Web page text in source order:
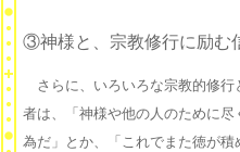
③神様と、宗教修行に励む
さらに、いろいろな宗教的修行
者は、「神様や他の人のために
為だ」とか、「これでまた徳が